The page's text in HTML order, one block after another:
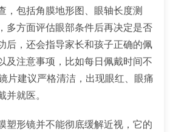
，包括角膜地形图、眼轴长度测
多方面评估眼部条件后再决定是否
后，还会指导家长和孩子正确的佩
及注意事项，比如每日佩戴时间不
片建议严格清洁，出现眼红、眼痛
就医。
塑形镜并不能彻底缓解近视，它的